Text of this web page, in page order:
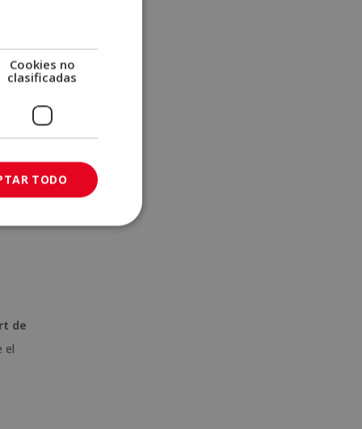
de
el
Cookies no
clasificadas
TODO